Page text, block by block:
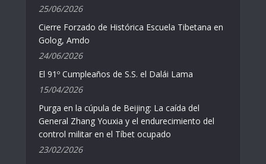
25/06/2026
Cierre Forzado de Histórica Escuela Tibetana en
Golog, Amdo
24/06/2026
El 91º Cumpleaños de S.S. el Dalái Lama
15/04/2026
Purga en la cúpula de Beijing: La caída del
General Zhang Youxia y el endurecimiento del
control militar en el Tíbet ocupado
23/02/2026